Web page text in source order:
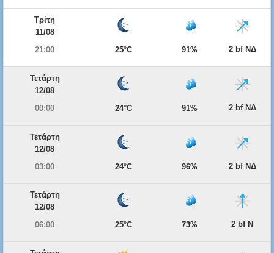
Τρίτη
11/08
21:00
25°C 91% 2 bf ΝΔ
Τετάρτη
12/08
00:00
24°C 91% 2 bf ΝΔ
Τετάρτη
12/08
03:00
24°C 96% 2 bf ΝΔ
Τετάρτη
12/08
06:00
25°C 73% 2 bf Ν